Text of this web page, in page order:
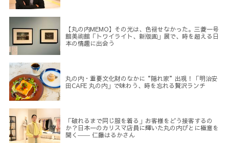
【丸の内MEMO】その光は、色褪せなかった。三菱一号
館美術館「トワイライト、新版画」展で、時を超える日
本の情趣に出会う
丸の内・重要文化財のなかに“隠れ家”出現！「明治安
田CAFE 丸の内」で味わう、時を忘れる贅沢ランチ
「破れるまで同じ服を着る」お客様をどう接客するの
か？日本一のカリスマ店員に輝いた丸の内びとに極意を
聞く―― 仁藤はるかさん